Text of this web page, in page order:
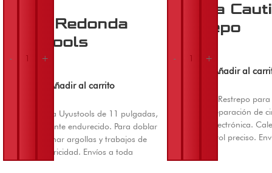
Pinza Redonda
Uyustools
- +
Añadir al carrito
Pinza redonda Uyustools de 11 pulgadas,
acero totalmente endurecido. Para doblar
alambre, formar argollas y trabajos de
joyería o electricidad. Envíos a toda
Pistola
Restrepo
18.000
-
+
Añadir al
Pistola cautín Restrepo
electrónica, reparación de
trabajos de electrónica.
rápido y control preciso.